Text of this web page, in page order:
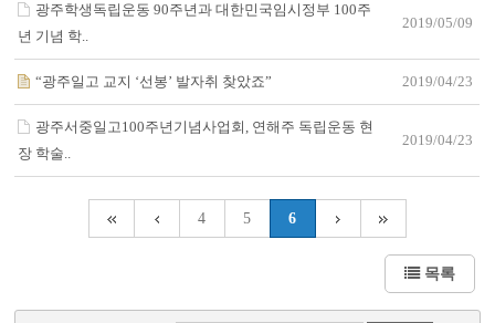
광주학생독립운동 90주년과 대한민국임시정부 100주
년 기념 학..
2019/05/09
“광주일고 교지 ‘선봉’ 발자취 찾았죠” 2019/04/23
광주서중일고100주년기념사업회, 연해주 독립운동 현
장 학술..
2019/04/23
4 5 6
목록